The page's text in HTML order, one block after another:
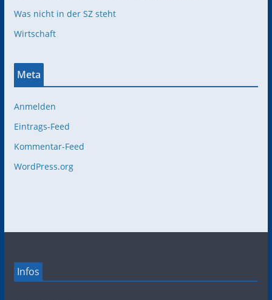
Was nicht in der SZ steht
Wirtschaft
Meta
Anmelden
Eintrags-Feed
Kommentar-Feed
WordPress.org
Infos